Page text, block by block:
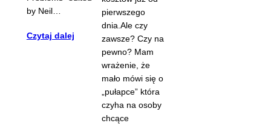
by Neil…
Czytaj dalej
pierwszego
dnia.Ale czy
zawsze? Czy na
pewno? Mam
wrażenie, że
mało mówi się o
„pułapce” która
czyha na osoby
chcące